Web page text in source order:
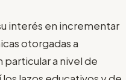
interés en incrementar
otorgadas a
a nivel de